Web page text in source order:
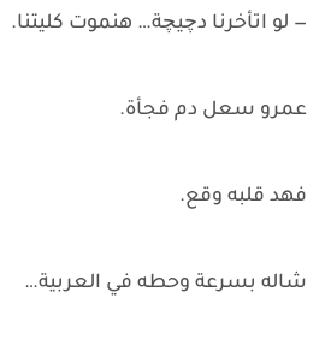
— لو اتأخرنا دچيچة… هنموت كليتنا.
عمرو سعل دم فجأة.
فهد قلبه وقع.
شاله بسرعة وحطه في العربية…